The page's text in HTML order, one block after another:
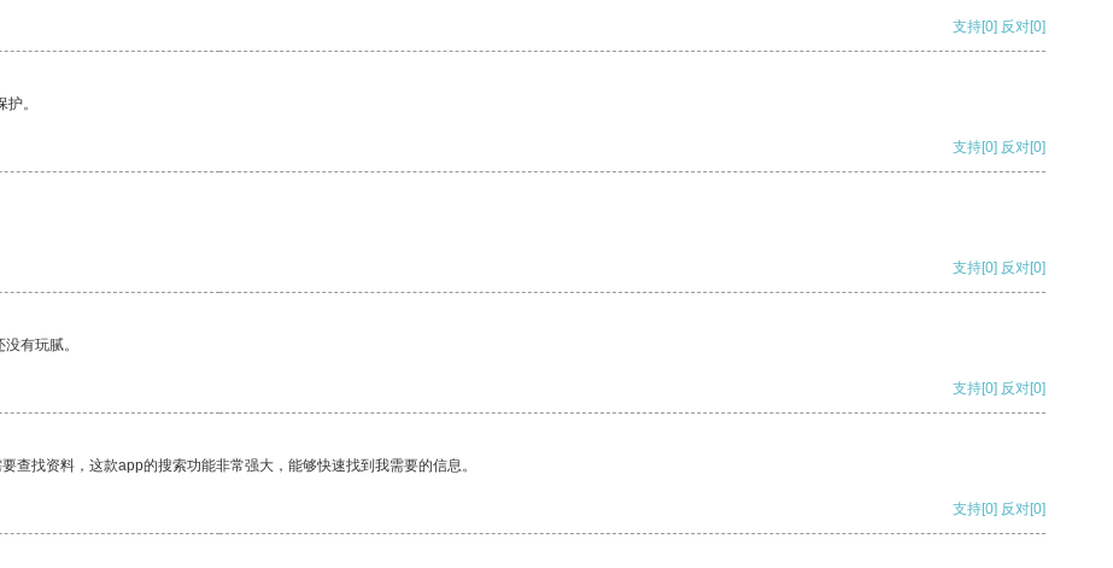
支持[0] 反对[0]
。
支持[0] 反对[0]
支持[0] 反对[0]
有玩腻。
支持[0] 反对[0]
找资料，这款app的搜索功能非常强大，能够快速找到我需要的信息。
支持[0] 反对[0]